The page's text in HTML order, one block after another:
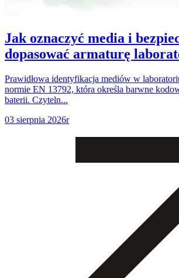
Jak oznaczyć media i
dopasować armaturę
Prawidłowa identyfikacja mediów w
normie EN 13792, która określa barwne
baterii. Czyteln...
03 sierpnia 2026r